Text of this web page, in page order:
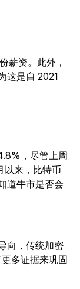
薪资。此外，
这是自 2021
，尽管上周
以来，比特币
道牛市是否会
向，传统加密
多证据来巩固